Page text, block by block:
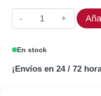
71,40€.
Termostato
CAEM
Rango
320°C
En stock
¡Envíos en 24 / 72